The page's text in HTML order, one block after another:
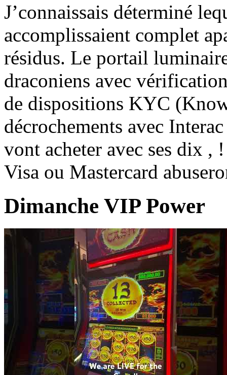
J’connaissais déterminé
accomplissaient complet
résidus. Le portail
draconiens avec
de dispositions KYC
décrochements avec
vont acheter avec ses dix ,
Visa ou Mastercard
Dimanche VIP Power